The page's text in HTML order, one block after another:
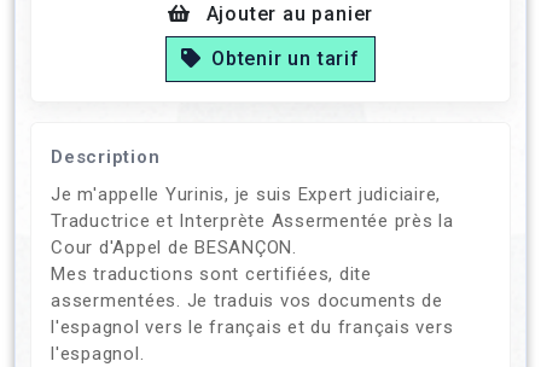
Ajouter au panier
Obtenir un tarif
Description
Je m'appelle Yurinis, je suis Expert judiciaire,
Traductrice et Interprète Assermentée près la
Cour d'Appel de BESANÇON.
Mes traductions sont certifiées, dite
assermentées. Je traduis vos documents de
l'espagnol vers le français et du français vers
l'espagnol.